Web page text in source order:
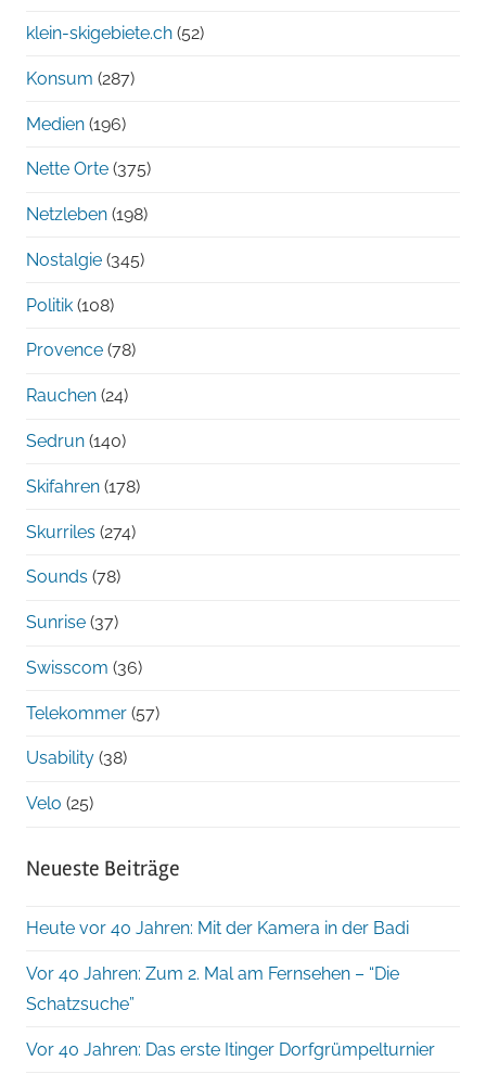
klein-skigebiete.ch (52)
Konsum (287)
Medien (196)
Nette Orte (375)
Netzleben (198)
Nostalgie (345)
Politik (108)
Provence (78)
Rauchen (24)
Sedrun (140)
Skifahren (178)
Skurriles (274)
Sounds (78)
Sunrise (37)
Swisscom (36)
Telekommer (57)
Usability (38)
Velo (25)
Neueste Beiträge
Heute vor 40 Jahren: Mit der Kamera in der Badi
Vor 40 Jahren: Zum 2. Mal am Fernsehen – “Die
Schatzsuche”
Vor 40 Jahren: Das erste Itinger Dorfgrümpelturnier